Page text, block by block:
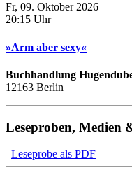
Fr, 09. Oktober 2026
20:15 Uhr
»Arm aber sexy«
Buchhandlung
12163 Berlin
Leseproben, Medien
Leseprobe als PDF